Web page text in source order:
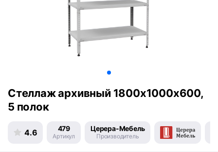
Стеллаж архивный 1800х1000х600,
5 полок
4.6 479
Артикул
Церера-Мебель
Производитель